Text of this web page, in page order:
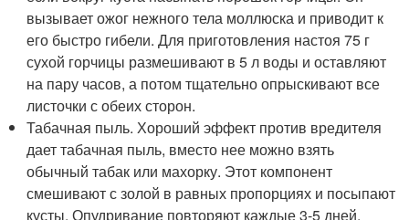
вызывает ожог нежного тела моллюска и приводит к
его быстро гибели. Для приготовления настоя 75 г
сухой горчицы размешивают в 5 л воды и оставляют
на пару часов, а потом тщательно опрыскивают все
листочки с обеих сторон.
Табачная пыль. Хороший эффект против вредителя
дает табачная пыль, вместо нее можно взять
обычный табак или махорку. Этот компонент
смешивают с золой в равных пропорциях и посыпают
кусты. Опудривание повторяют каждые 3-5 дней.